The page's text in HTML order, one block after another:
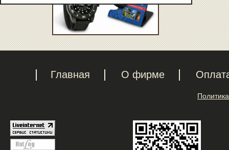
Главная О фирме